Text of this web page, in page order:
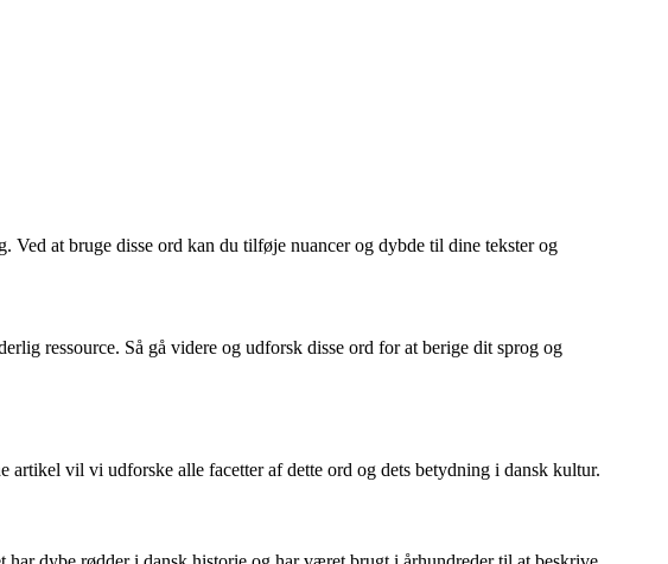
at bruge disse ord kan du tilføje nuancer og dybde til dine tekster og
ressource. Så gå videre og udforsk disse ord for at berige dit sprog og
vil vi udforske alle facetter af dette ord og dets betydning i dansk kultur.